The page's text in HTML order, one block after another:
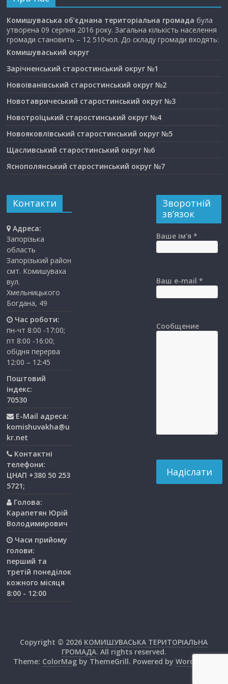
Комишуваська об’єднана територіальна громада була
утворена 09 серпня 2016 року. Загальна кількість населення
громади становить – 12 510чол. До складу громади входять:
Комишуваський округ
Зарічненський старостинський округ №1
Новоіванівський старостинський округ №2
Новотавричеський старостинський округ №3
Новотроїцький старостинський округ №4
Новояковлівський старостинський округ №5
Щасливський старостинський округ №6
Яснополянський старостинський округ №7
Контакти
Адреса:
Запорізька
область
Запорізький район
смт. Комишуваха
вул.
Хмельницького
Богдана, 49
Час роботи:
пн-чт 8:00 -17:00;
пт 8:00 -16:00;
обідня перерва
12:00 – 12:45
Поштовий
індекс:
70530
E-Mail адреса:
komishuvakha@u
kr.net
Контактні
телефони:
ЦНАП +380 50 253
5721;
Голова:
Карапетян Юрій
Володимирович
Часи прийому
голови:
перший та
третiй понедiлок
кожного мiсяця
8:00 - 12:00
Зворотній
зв’язок
Ваше ім'я *
Ваш e-mail *
Сообщение
Copyright © 2026 КОМИШУВАСЬКА ТЕРИТОРІАЛЬНА
ГРОМАДА. All rights reserved.
Theme: ColorMagby ThemeGrill. Powered by WordPress